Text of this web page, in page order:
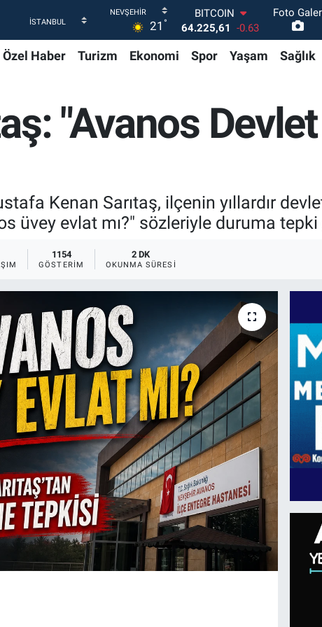
21 °
DOLAR
47,7143
0.16
EURO
55,0317
-0.02
6510.40 0.45
BİST100
Foto
Özel Haber Turizm Ekonomi Spor Yaşam Sağlık
"Avanos
Kenan Sarıtaş, ilçenin yıllardır
üvey evlat mı?" sözleriyle duruma
1154
GÖSTERIM
2 DK
OKUNMA SÜRESI